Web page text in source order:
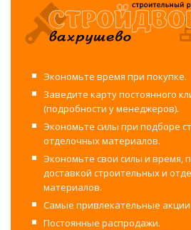
Экономьте время при покупке.
Заведите карту постоянного
(подробности у менеджеров).
Экономьте силы при подборе
отделочных материалов.
Экономьте свои силы и время,
доставкой строительных и
материалов.
Самые привлекательные акции
Постоянные распродажи.